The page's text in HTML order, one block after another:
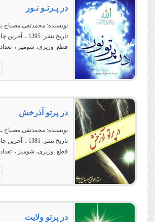
در پـرتـو نـور
نویسنده: محمدتقی مصباح
تاریخ نشر: 1395 آخرین
قطع: وزیری، شومیز
در پرتو آذرخش
نویسنده: محمدتقی مصباح
تاریخ نشر: 1381 آخرین
قطع: وزیری، شومیز
در پرتو ولایت